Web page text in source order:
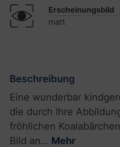
Erscheinungsbild
matt
Beschreibung
Eine wunderbar
die durch Ihre
fröhlichen
Bild an… Mehr